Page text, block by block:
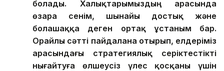
болады. Халықтарымыздың арасында
өзара сенім, шынайы достық және
болашаққа деген ортақ ұстаным бар.
Орайлы сәтті пайдалана отырып, елдеріміз
арасындағы стратегиялық серіктестікті
нығайтуға өлшеусіз үлес қосқаны үшін